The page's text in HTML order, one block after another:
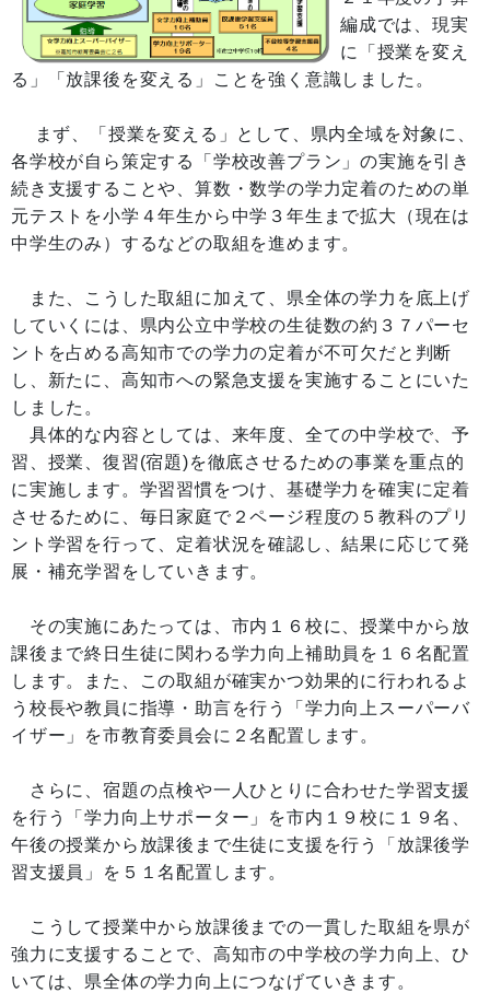
編成では、現実
に「授業を変え
る」「放課後を変える」ことを強く意識しました。
まず、「授業を変える」として、県内全域を対象に、
各学校が自ら策定する「学校改善プラン」の実施を引き
続き支援することや、算数・数学の学力定着のための単
元テストを小学４年生から中学３年生まで拡大（現在は
中学生のみ）するなどの取組を進めます。
また、こうした取組に加えて、県全体の学力を底上げ
していくには、県内公立中学校の生徒数の約３７パーセ
ントを占める高知市での学力の定着が不可欠だと判断
し、新たに、高知市への緊急支援を実施することにいた
しました。
具体的な内容としては、来年度、全ての中学校で、予
習、授業、復習(宿題)を徹底させるための事業を重点的
に実施します。学習習慣をつけ、基礎学力を確実に定着
させるために、毎日家庭で２ページ程度の５教科のプリ
ント学習を行って、定着状況を確認し、結果に応じて発
展・補充学習をしていきます。
その実施にあたっては、市内１６校に、授業中から放
課後まで終日生徒に関わる学力向上補助員を１６名配置
します。また、この取組が確実かつ効果的に行われるよ
う校長や教員に指導・助言を行う「学力向上スーパーバ
イザー」を市教育委員会に２名配置します。
さらに、宿題の点検や一人ひとりに合わせた学習支援
を行う「学力向上サポーター」を市内１９校に１９名、
午後の授業から放課後まで生徒に支援を行う「放課後学
習支援員」を５１名配置します。
こうして授業中から放課後までの一貫した取組を県が
強力に支援することで、高知市の中学校の学力向上、ひ
いては、県全体の学力向上につなげていきます。